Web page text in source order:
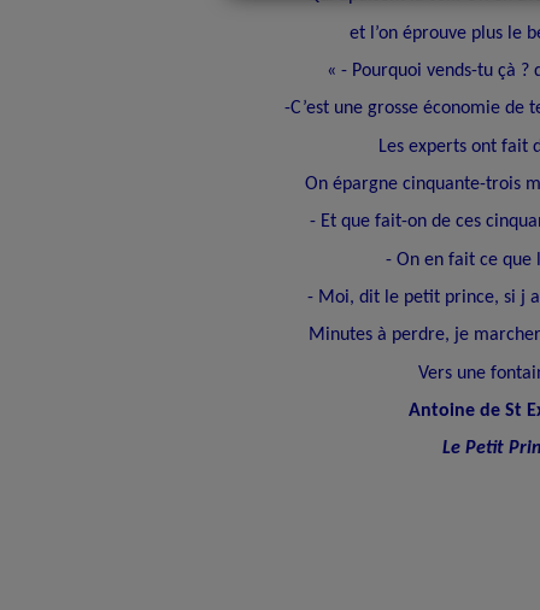
et l’on éprouve plus le
« - Pourquoi vends-tu çà
-C’est une grosse économie de
Les experts ont fait
On épargne cinquante-trois
- Et que fait-on de ces
- On en fait ce que
- Moi, dit le petit prince, si j
Minutes à perdre, je
Vers une
Antoine de St
Le Petit